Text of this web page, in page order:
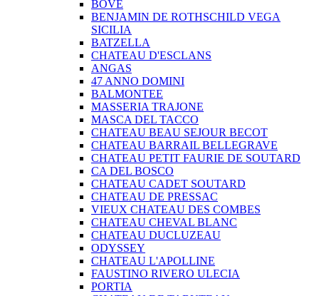
BOVE
BENJAMIN DE ROTHSCHILD VEGA
SICILIA
BATZELLA
CHATEAU D'ESCLANS
ANGAS
47 ANNO DOMINI
BALMONTEE
MASSERIA TRAJONE
MASCA DEL TACCO
CHATEAU BEAU SEJOUR BECOT
CHATEAU BARRAIL BELLEGRAVE
CHATEAU PETIT FAURIE DE SOUTARD
CA DEL BOSCO
CHATEAU CADET SOUTARD
CHATEAU DE PRESSAC
VIEUX CHATEAU DES COMBES
CHATEAU CHEVAL BLANC
CHATEAU DUCLUZEAU
ODYSSEY
CHATEAU L'APOLLINE
FAUSTINO RIVERO ULECIA
PORTIA